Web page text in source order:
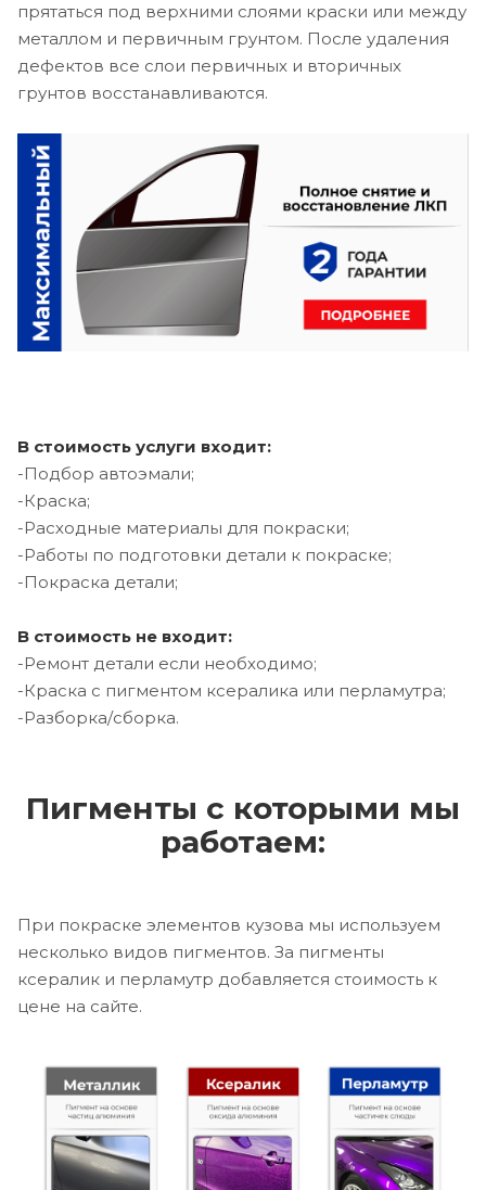
прятаться под верхними слоями краски или между
металлом и первичным грунтом. После удаления
дефектов все слои первичных и вторичных
грунтов восстанавливаются.
В стоимость услуги входит:
-Подбор автоэмали;
-Краска;
-Расходные материалы для покраски;
-Работы по подготовки детали к покраске;
-Покраска детали;
В стоимость не входит:
-Ремонт детали если необходимо;
-Краска с пигментом ксералика или перламутра;
-Разборка/сборка.
Пигменты с которыми мы
работаем:
При покраске элементов кузова мы используем
несколько видов пигментов. За пигменты
ксералик и перламутр добавляется стоимость к
цене на сайте.